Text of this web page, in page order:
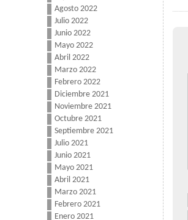
Agosto 2022
Julio 2022
Junio 2022
Mayo 2022
Abril 2022
Marzo 2022
Febrero 2022
Diciembre 2021
Noviembre 2021
Octubre 2021
Septiembre 2021
Julio 2021
Junio 2021
Mayo 2021
Abril 2021
Marzo 2021
Febrero 2021
Enero 2021